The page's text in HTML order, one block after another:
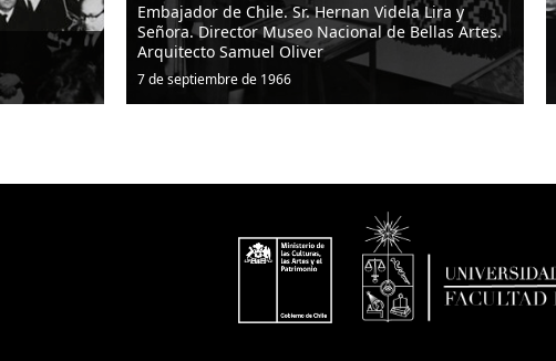
Embajador de Chile. Sr. Hernan Videla Lira y
Señora. Director Museo Nacional de Bellas Artes.
Arquitecto Samuel Oliver
7 de septiembre de 1966